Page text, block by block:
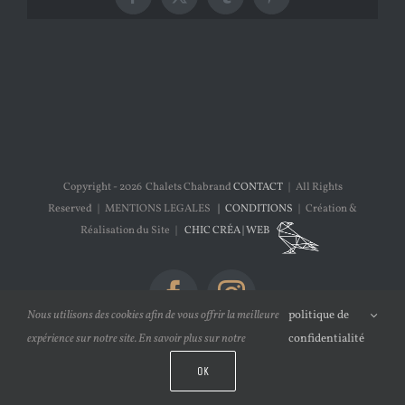
Copyright - 2026 Chalets ChabrandCONTACT| All Rights
Reserved | MENTIONS LEGALES
| CONDITIONS
| Création &
Réalisation du Site | CHIC CRÉA | WEB
FacebookInstagram
Nous utilisons des cookies afin de vous offrir la meilleure
expérience sur notre site. En savoir plus sur notre
politique de
confidentialité
OK